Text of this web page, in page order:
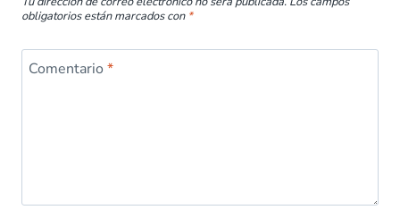
obligatorios están marcados con *
Comentario *